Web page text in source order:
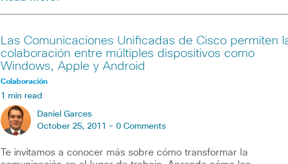
Las Comunicaciones Unificadas de Cisco permiten
colaboración entre múltiples dispositivos como
Windows, Apple y Android
Colaboración
1 min read
Daniel Garces
October 25, 2011 - 0 Comments
Te invitamos a conocer más sobre cómo transformar la